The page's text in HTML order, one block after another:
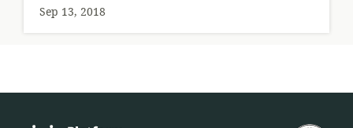
Sep 13, 2018